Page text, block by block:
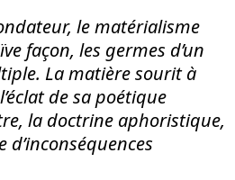
le matérialisme
façon, les germes d’un
La matière sourit à
de sa poétique
la doctrine aphoristique,
d’in­conséquences